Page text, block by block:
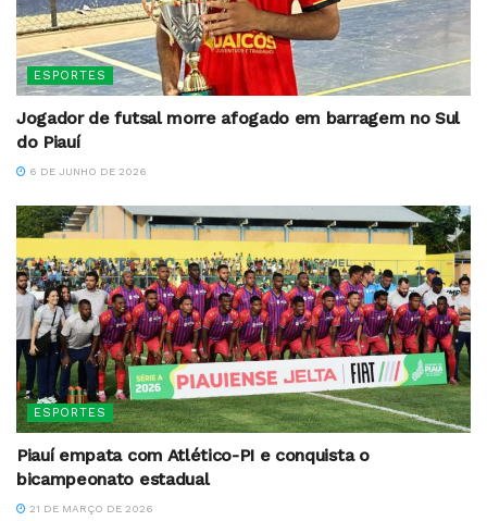
ESPORTES
Jogador de futsal morre afogado em barragem no Sul
do Piauí
6 DE JUNHO DE 2026
ESPORTES
Piauí empata com Atlético-PI e conquista o
bicampeonato estadual
21 DE MARÇO DE 2026